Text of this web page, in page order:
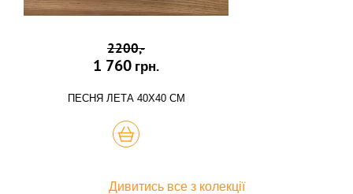
2200,-
1 760 грн.
ПЕСНЯ ЛЕТА 40Х40 СМ
КУПИТЬ
Дивитись все з колекції